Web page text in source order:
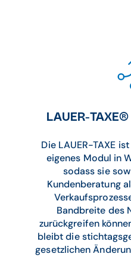
LAUER-
Die LAUER-TAXE
eigenes Modul in
sodass sie
Kundenberatung
Bandbreite des
zurückgreifen
bleibt die
gesetzlichen